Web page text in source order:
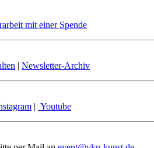
mit einer Spende
| Newsletter-Archiv
| Youtube